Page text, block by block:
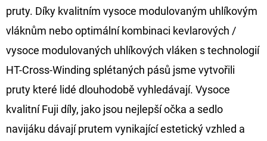
pruty. Díky kvalitním vysoce modulovaným uhlíkovým
vláknům nebo optimální kombinaci kevlarových /
vysoce modulovaných uhlíkových vláken s technologií
HT-Cross-Winding splétaných pásů jsme vytvořili
pruty které lidé dlouhodobě vyhledávají. Vysoce
kvalitní Fuji díly, jako jsou nejlepší očka a sedlo
navijáku dávají prutem vynikající estetický vzhled a